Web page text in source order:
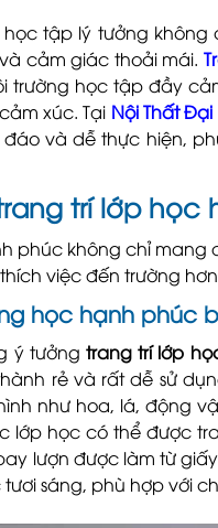
tập lý tưởng không
cảm giác thoải mái.
trường học tập đầy
xúc. Tại Nội Thất
và dễ thực hiện,
trí lớp
phúc không chỉ
việc đến trường
học hạnh phúc
ý tưởng trang trí lớp
rẻ và rất dễ sử
như hoa, lá, động
lớp học có thể được
lượn được làm từ giấy
tươi sáng, phù hợp với